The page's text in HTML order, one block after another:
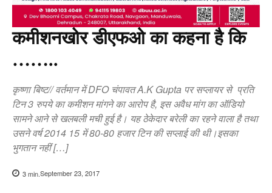
कमीशनखोर डीएफओ का कहना है कि
……..
कृष्णा बिष्ट// वर्तमान में DFO चंपावत A.K Gupta पर सप्लायर से प्रति
टिन 3 रुपये का कमीशन मांगने का आरोप है, इस अवैध मांग का ऑडियो
सामने आने से खलबली मची हुई है। यह ठेकेदार बरेली का रहने वाला है तथा
उसने वर्ष 2014 15 में 80-80 हजार टिन की सप्लाई की थी।इसका
भुगतान नहीं […]
3min.September 23, 2017